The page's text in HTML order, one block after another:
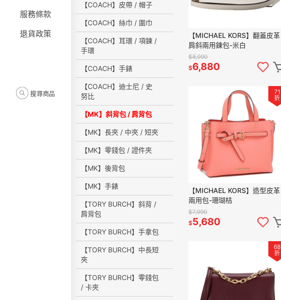
搜尋商品
服務條款
退貨政策
【COACH】皮帶 / 帽子
【COACH】絲巾 / 圍巾
【COACH】耳環 / 項鍊 /
手環
【COACH】手錶
【COACH】迪士尼 / 史
努比
【MK】斜背包 / 肩背包
【MK】長夾 / 中夾 / 短夾
【MK】零錢包 / 證件夾
【MK】後背包
【MK】手錶
【TORY BURCH】斜背 /
肩背包
【TORY BURCH】手拿包
【TORY BURCH】中長短
夾
【TORY BURCH】零錢包
/ 卡夾
【MICHAEL KORS】翻蓋皮革
肩斜兩用鍊包-米白
$8,990
$6,880
71
折
【MICHAEL KORS】造型皮革
兩用包-珊瑚桔
$7,990
$5,680
68
折